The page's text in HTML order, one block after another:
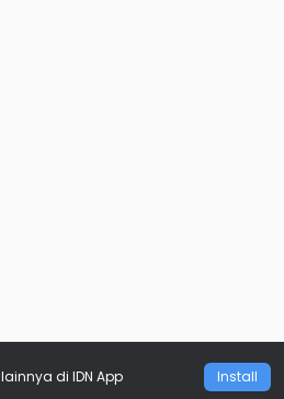
lainnya di IDN App Install